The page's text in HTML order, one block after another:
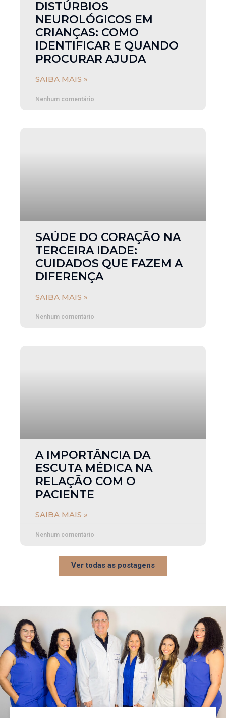
DISTÚRBIOS
NEUROLÓGICOS EM
CRIANÇAS: COMO
IDENTIFICAR E QUANDO
PROCURAR AJUDA
SAIBA MAIS »
Nenhum comentário
SAÚDE DO CORAÇÃO NA
TERCEIRA IDADE:
CUIDADOS QUE FAZEM A
DIFERENÇA
SAIBA MAIS »
Nenhum comentário
A IMPORTÂNCIA DA
ESCUTA MÉDICA NA
RELAÇÃO COM O
PACIENTE
SAIBA MAIS »
Nenhum comentário
Ver todas as postagens